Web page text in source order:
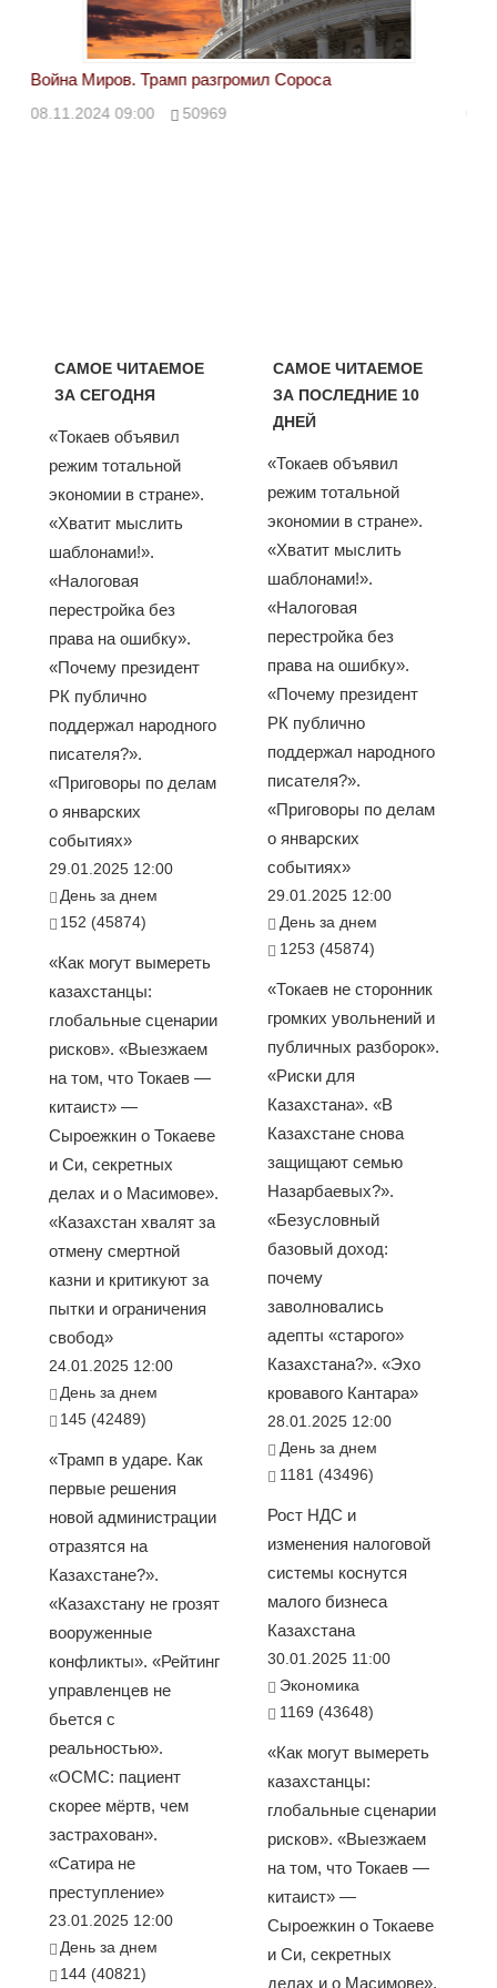
Война Миров. Трамп разгромил Сороса
08.11.2024 09:00 50969
САМОЕ ЧИТАЕМОЕ
ЗА СЕГОДНЯ
«Токаев объявил
режим тотальной
экономии в стране».
«Хватит мыслить
шаблонами!».
«Налоговая
перестройка без
права на ошибку».
«Почему президент
РК публично
поддержал народного
писателя?».
«Приговоры по делам
о январских
событиях»
29.01.2025 12:00
День за днем
152 (45874)
«Как могут вымереть
казахстанцы:
глобальные сценарии
рисков». «Выезжаем
на том, что Токаев —
китаист» —
Сыроежкин о Токаеве
и Си, секретных
делах и о Масимове».
«Казахстан хвалят за
отмену смертной
казни и критикуют за
пытки и ограничения
свобод»
24.01.2025 12:00
День за днем
145 (42489)
«Трамп в ударе. Как
первые решения
новой администрации
отразятся на
Казахстане?».
«Казахстану не грозят
вооруженные
конфликты». «Рейтинг
управленцев не
бьется с
реальностью».
«ОСМС: пациент
скорее мёртв, чем
застрахован».
«Сатира не
преступление»
23.01.2025 12:00
День за днем
144 (40821)
САМОЕ ЧИТАЕМОЕ
ЗА ПОСЛЕДНИЕ 10
ДНЕЙ
«Токаев объявил
режим тотальной
экономии в стране».
«Хватит мыслить
шаблонами!».
«Налоговая
перестройка без
права на ошибку».
«Почему президент
РК публично
поддержал народного
писателя?».
«Приговоры по делам
о январских
событиях»
29.01.2025 12:00
День за днем
1253 (45874)
«Токаев не сторонник
громких увольнений и
публичных разборок».
«Риски для
Казахстана». «В
Казахстане снова
защищают семью
Назарбаевых?».
«Безусловный
базовый доход:
почему
заволновались
адепты «старого»
Казахстана?». «Эхо
кровавого Кантара»
28.01.2025 12:00
День за днем
1181 (43496)
Рост НДС и
изменения налоговой
системы коснутся
малого бизнеса
Казахстана
30.01.2025 11:00
Экономика
1169 (43648)
«Как могут вымереть
казахстанцы:
глобальные сценарии
рисков». «Выезжаем
на том, что Токаев —
китаист» —
Сыроежкин о Токаеве
и Си, секретных
делах и о Масимове».